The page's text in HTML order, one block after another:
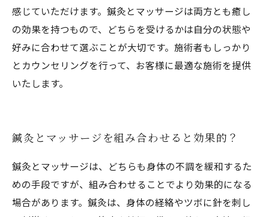
感じていただけます。鍼灸とマッサージは両方とも癒し
の効果を持つもので、どちらを受けるかは自分の状態や
好みに合わせて選ぶことが大切です。施術者もしっかり
とカウンセリングを行って、お客様に最適な施術を提供
いたします。
鍼灸とマッサージを組み合わせると効果的？
鍼灸とマッサージは、どちらも身体の不調を緩和するた
めの手段ですが、組み合わせることでより効果的になる
場合があります。鍼灸は、身体の経絡やツボに針を刺し